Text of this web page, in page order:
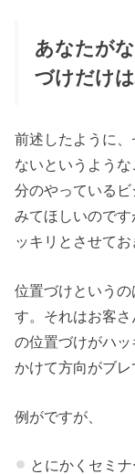
あなたが
づけだけ
前述したように
ないというよう
分のやっている
みてほしいので
ッキリとさせてお
位置づけという
す。それはお客
の位置づけがハ
かけて方向がブレ
例がですが、
とにかくセミ